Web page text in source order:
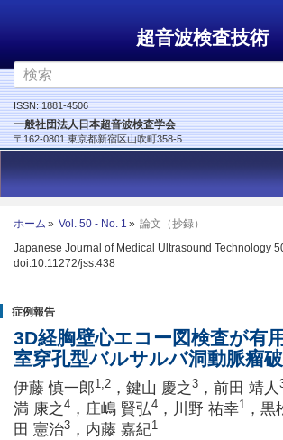
超音波検査技術
ISSN: 1881-4506
一般社団法人日本超音波検査学会
〒162-0801 東京都新宿区山吹町358-5
ホーム Vol. 50 - No. 1
論文（抄録）
Japanese Journal of Medical Ultrasound Technology
doi:10.11272/jss.438
症例報告
3D経胸壁心エコー図検査が有
室穿孔型バルサルバ洞動脈瘤
伊藤 慎一郎1,2 ，鍵山 慶之3 ，前田 靖人
満 康之4 ，庄嶋 賢弘4 ，川野 祐幸1 ，黒
田 憲治3 ，内藤 嘉紀1